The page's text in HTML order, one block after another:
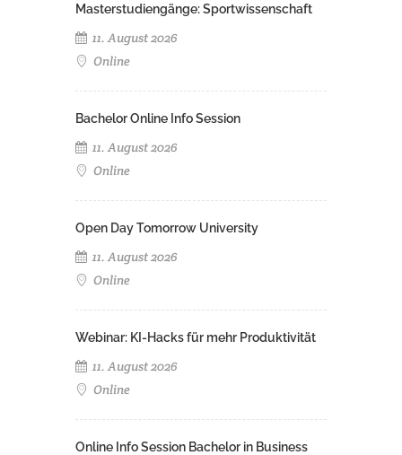
Masterstudiengänge: Sportwissenschaft
11. August 2026
Online
Bachelor Online Info Session
11. August 2026
Online
Open Day Tomorrow University
11. August 2026
Online
Webinar: KI-Hacks für mehr Produktivität
11. August 2026
Online
Online Info Session Bachelor in Business